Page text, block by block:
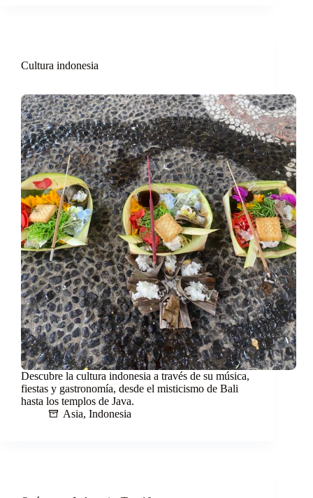
Cultura indonesia
Descubre la cultura indonesia a través de su música,
fiestas y gastronomía, desde el misticismo de Bali
hasta los templos de Java.
Asia, Indonesia